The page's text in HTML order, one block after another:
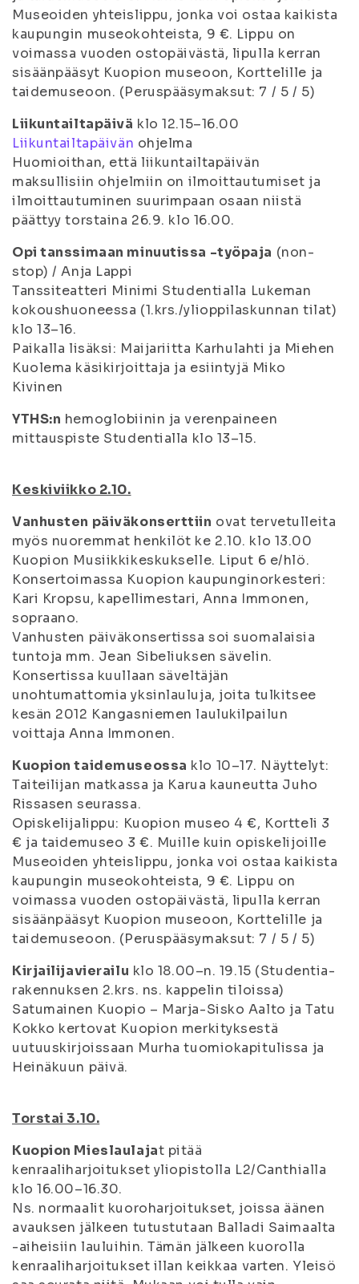
Museoiden yhteislippu, jonka voi ostaa kaikista
kaupungin museokohteista, 9 €. Lippu on
voimassa vuoden ostopäivästä, lipulla kerran
sisäänpääsyt Kuopion museoon, Korttelille ja
taidemuseoon. (Peruspääsymaksut: 7 / 5 / 5)
Liikuntailtapäivä klo 12.15–16.00
Liikuntailtapäivän ohjelma
Huomioithan, että liikuntailtapäivän
maksullisiin ohjelmiin on ilmoittautumiset ja
ilmoittautuminen suurimpaan osaan niistä
päättyy torstaina 26.9. klo 16.00.
Opi tanssimaan minuutissa -työpaja (non-
stop) / Anja Lappi
Tanssiteatteri Minimi Studentialla Lukeman
kokoushuoneessa (1.krs./ylioppilaskunnan tilat)
klo 13–16.
Paikalla lisäksi: Maijariitta Karhulahti ja Miehen
Kuolema käsikirjoittaja ja esiintyjä Miko
Kivinen
YTHS:n hemoglobiinin ja verenpaineen
mittauspiste Studentialla klo 13–15.
Keskiviikko 2.10.
Vanhusten päiväkonserttiin ovat tervetulleita
myös nuoremmat henkilöt ke 2.10. klo 13.00
Kuopion Musiikkikeskukselle. Liput 6 e/hlö.
Konsertoimassa Kuopion kaupunginorkesteri:
Kari Kropsu, kapellimestari, Anna Immonen,
sopraano.
Vanhusten päiväkonsertissa soi suomalaisia
tuntoja mm. Jean Sibeliuksen sävelin.
Konsertissa kuullaan säveltäjän
unohtumattomia yksinlauluja, joita tulkitsee
kesän 2012 Kangasniemen laulukilpailun
voittaja Anna Immonen.
Kuopion taidemuseossa klo 10–17. Näyttelyt:
Taiteilijan matkassa ja Karua kauneutta Juho
Rissasen seurassa.
Opiskelijalippu: Kuopion museo 4 €, Kortteli 3
€ ja taidemuseo 3 €. Muille kuin opiskelijoille
Museoiden yhteislippu, jonka voi ostaa kaikista
kaupungin museokohteista, 9 €. Lippu on
voimassa vuoden ostopäivästä, lipulla kerran
sisäänpääsyt Kuopion museoon, Korttelille ja
taidemuseoon. (Peruspääsymaksut: 7 / 5 / 5)
Kirjailijavierailu klo 18.00–n. 19.15 (Studentia-
rakennuksen 2.krs. ns. kappelin tiloissa)
Satumainen Kuopio – Marja-Sisko Aalto ja Tatu
Kokko kertovat Kuopion merkityksestä
uutuuskirjoissaan Murha tuomiokapitulissa ja
Heinäkuun päivä.
Torstai 3.10.
Kuopion Mieslaulajat pitää
kenraaliharjoitukset yliopistolla L2/Canthialla
klo 16.00–16.30.
Ns. normaalit kuoroharjoitukset, joissa äänen
avauksen jälkeen tutustutaan Balladi Saimaalta
-aiheisiin lauluihin. Tämän jälkeen kuorolla
kenraaliharjoitukset illan keikkaa varten. Yleisö